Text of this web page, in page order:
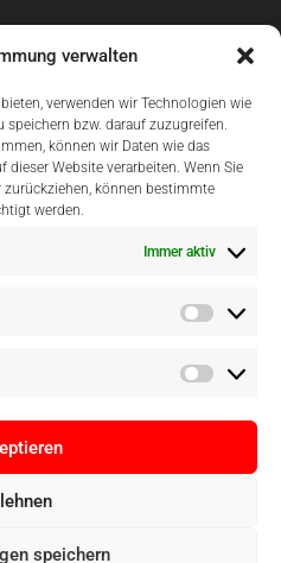
verwalten
verwenden wir Technologien wie
bzw. darauf zuzugreifen.
können wir Daten wie das
dieser Website verarbeiten. Wenn Sie
können bestimmte
werden.
Immer aktiv
speichern
2022. Alle Rechte vorbehalten. E-
digital, Mallorca